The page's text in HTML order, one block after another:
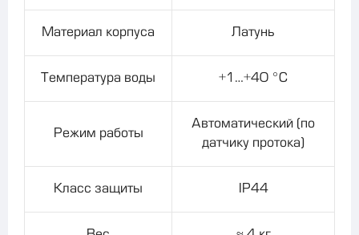
Материал корпуса Латунь
Температура воды +1…+40 °C
Режим работы
Автоматический (по
датчику протока)
Класс защиты IP44